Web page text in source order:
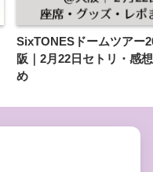
SixTONESドームツアー
阪｜2月22日セトリ・感
め